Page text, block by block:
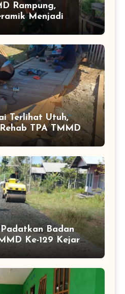
Rampung,
Menjadi
Sanitasi di
Terlihat Utuh,
TPA TMMD
di Tamban
Badan
Ke-129 Kejar
Tamban